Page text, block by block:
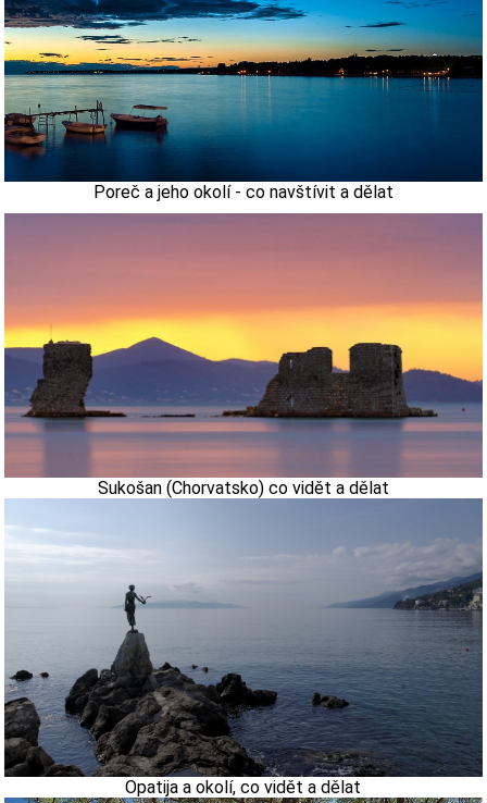
Poreč a jeho okolí - co navštívit a dělat
Sukošan (Chorvatsko) co vidět a dělat
Opatija a okolí, co vidět a dělat